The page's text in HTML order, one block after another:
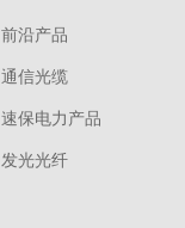
前沿产品
通信光缆
速保电力产品
发光光纤